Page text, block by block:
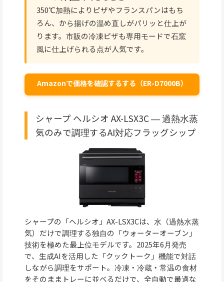
350℃加熱によりピザやフランスパンはもち
ろん、から揚げの温め直しがパリッと仕上が
ります。市販の冷凍ピザも専用モードで石窯
風に仕上げられる点が人気です。
Amazonで価格を確認するする（ER-D7000B）
シャープ ヘルシオ AX-LSX3C ― 過熱水蒸
気のみで調理するAI対応フラッグシップ
シャープの「ヘルシオ」AX-LSX3Cは、水（過熱水蒸
気）だけで調理する独自の「ウォーターオーブン」
技術を極めた最上位モデルです。2025年6月発売
で、生成AIを活用した「クックトーク」機能で対話
しながら調理をサポート。冷凍・冷蔵・常温の食材
をそのままトレーに並べるだけで、全自動で最適な